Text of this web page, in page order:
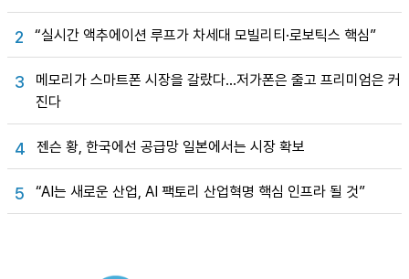
2 “실시간 액추에이션 루프가 차세대 모빌리티·로보틱스 핵심”
3
메모리가 스마트폰 시장을 갈랐다…저가폰은 줄고 프리미엄은 커
진다
4 젠슨 황, 한국에선 공급망 일본에서는 시장 확보
5 “AI는 새로운 산업, AI 팩토리 산업혁명 핵심 인프라 될 것”